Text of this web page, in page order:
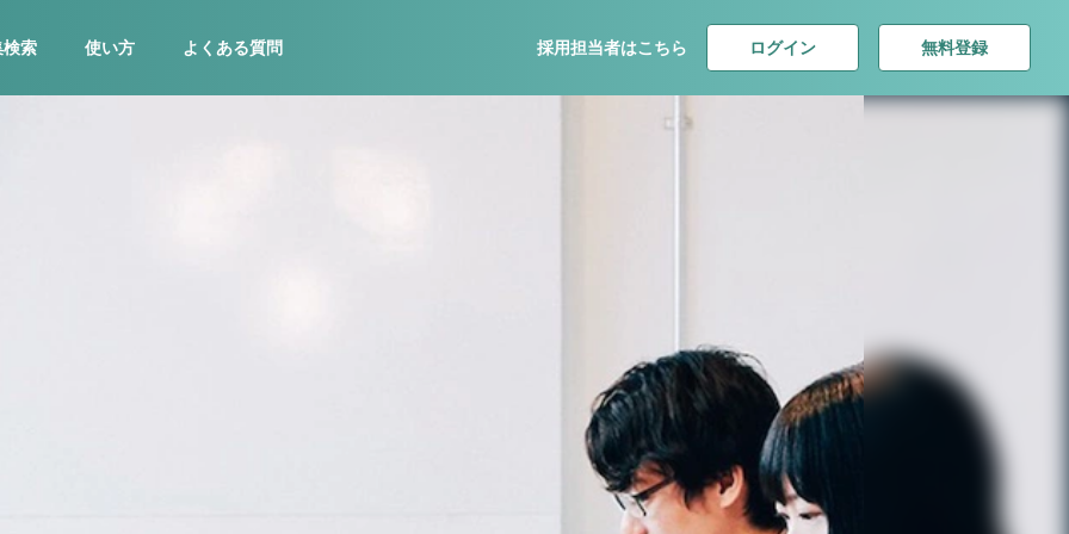
検索 使い方 よくある質問 採用担当者はこちら ログイン 無料登録